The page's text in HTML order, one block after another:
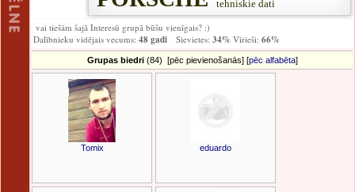
tehniskie dati
vai tiešām šajā Interesū grupā būšu vienīgais? :)
Dalībnieku vidējais vecums: 48 gadi Sievietes: 34% Vīrieši: 66%
Grupas biedri(84) [pēc pievienošanās] [pēc alfabēta]
Tomix eduardo